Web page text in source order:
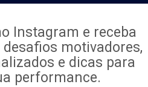
Instagram e receba
motivadores,
e dicas para
performance.